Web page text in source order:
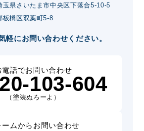
県さいたま市中央区下落合5-10-5
橋区双葉町5-8
軽にお問い合わせください。
電話でお問い合わせ
103-604
（塗装ぬろーよ）
ームからお問い合わせ